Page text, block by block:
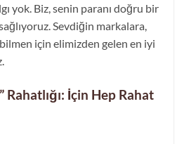
yok. Biz, senin paranı doğru bir
Sevdiğin markalara,
için elimizden gelen en iyi
Rahatlığı: İçin Hep Rahat